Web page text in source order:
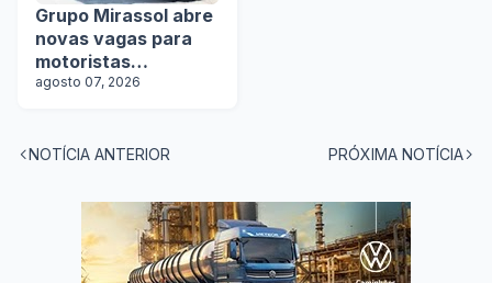
Grupo Mirassol abre
novas vagas para
motoristas
categoria D e E
agosto 07, 2026
NOTÍCIA ANTERIOR PRÓXIMA NOTÍCIA